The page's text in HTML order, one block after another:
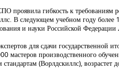
проявила гибкость к требованиям
В следующем учебном году
и науки Российской Федерации
для сдачи государственной
мастеров производственного
(Ворлдскиллс), возрастет